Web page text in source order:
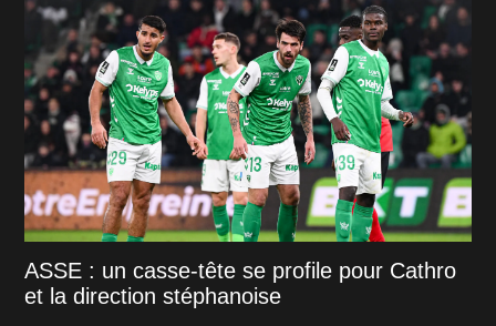
ASSE : un casse-tête se profile pour Cathro
et la direction stéphanoise